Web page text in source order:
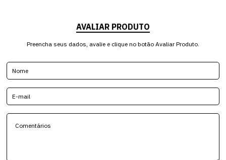
AVALIAR PRODUTO
Preencha seus dados, avalie e clique no botão Avaliar Produto.